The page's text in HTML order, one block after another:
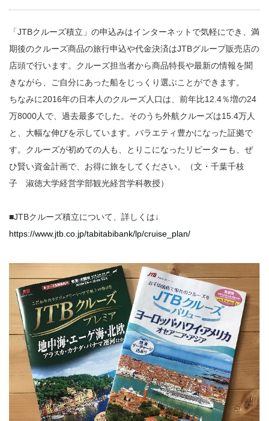
「JTBクルーズ積立」の申込みはインターネットで気軽にでき、満
期後のクルーズ商品の旅行申込や代金決済はJTBグループ販売店の
店頭で行います。クルーズ担当者から商品特長や最新の情報を聞
きながら、ご自分にあった船をじっくり選ぶことができます。
ちなみに2016年の日本人のクルーズ人口は、前年比12.4％増の24
万8000人で、過去最多でした。そのうち外航クルーズは15.4万人
と、大幅な伸びを示しています。バラエティ豊かになった証拠で
す。クルーズが初めての人も、とりこになったリピーターも、ぜ
ひ賢い資金計画で、お得に旅をしてください。（文・千葉千枝
子 淑徳大学経営学部観光経営学科教授）
■JTBクルーズ積立について、詳しくは↓
https://www.jtb.co.jp/tabitabibank/lp/cruise_plan/